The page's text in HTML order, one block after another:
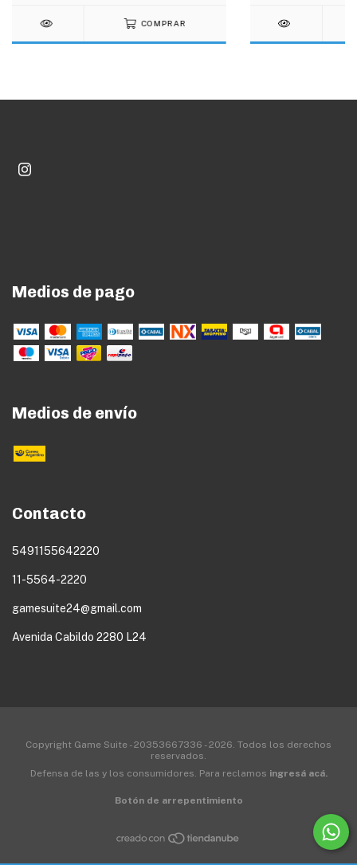
COMPRAR
Medios de pago
Medios de envío
Contacto
5491155642220
11-5564-2220
gamesuite24@gmail.com
Avenida Cabildo 2280 L24
Copyright Game Suite - 20353667336 - 2026. Todos los derechos
reservados.
Defensa de las y los consumidores. Para reclamos ingresá acá.
Botón de arrepentimiento